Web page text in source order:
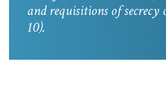
and requisitions of secrecy
10).